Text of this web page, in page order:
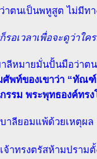
าตนเป็นพหูสูต ไม่มีทา
รอเวลาเพื่อจะดูว่าใค
ลีหมายมั่นปั้นมือว่าต
ศัพท์ของเขาว่า “ทัณ
รรม พระพุทธองค์ทร
าลียอมแพ้ด้วยเหตุผ
จ้าทรงตรัสห้ามปราม